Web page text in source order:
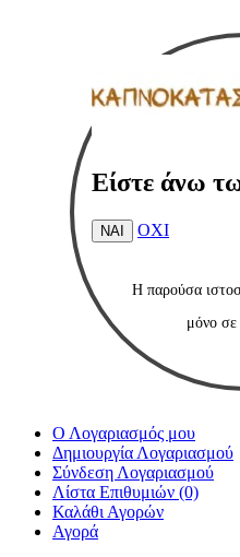
Είστε άνω
ΝΑΙ ΟΧΙ
Η παρούσα
μόνο σε
Ο Λογαριασμός μου
Δημιουργία Λογαριασμού
Σύνδεση Λογαριασμού
Λίστα Επιθυμιών (0)
Καλάθι Αγορών
Αγορά